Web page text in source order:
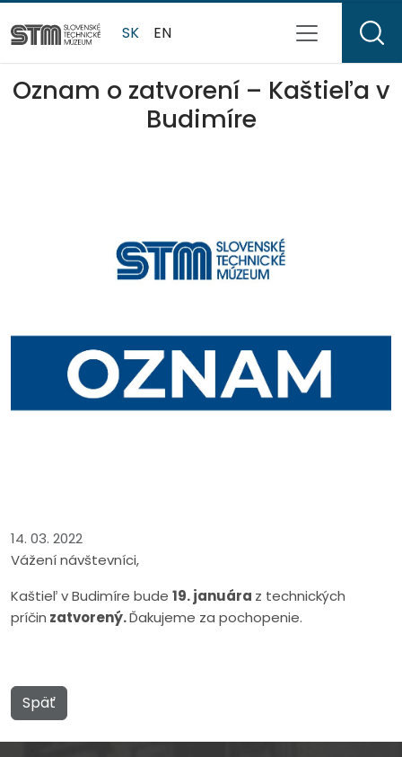
SK EN
Oznam o zatvorení – Kaštieľa v
Budimíre
14. 03. 2022
Vážení návštevníci,
Kaštieľ v Budimíre bude 19. januára z technických
príčin zatvorený.Ďakujeme za pochopenie.
Späť